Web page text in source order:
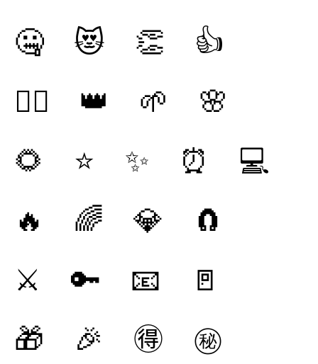
🤐 😻 👏 👍
🙇‍♂️ 👑 🌱 🌸
🌻 ⭐ ✨ ⏰ 💻
🔥 🌈 💎 🧲
⚔️ 🔑 📧 🚪
🎁 🎉 🉐 ㊙️